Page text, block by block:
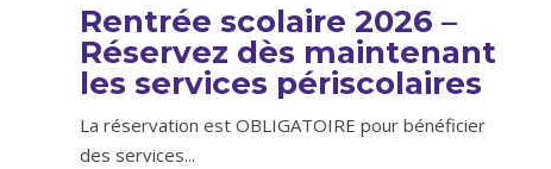
Rentrée scolaire 2026 –
Réservez dès maintenant
les services périscolaires
La réservation est OBLIGATOIRE pour bénéficier
des services...